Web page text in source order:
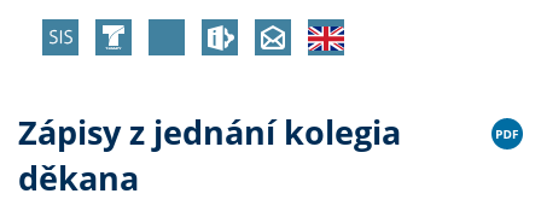
Zápisy z jednání kolegia
děkana